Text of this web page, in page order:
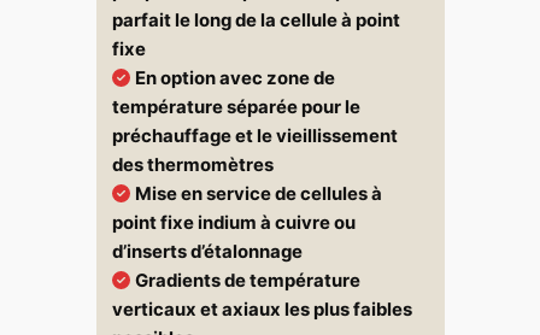
parfait le long de la cellule à point
fixe
En option avec zone de
température séparée pour le
préchauffage et le vieillissement
des thermomètres
Mise en service de cellules à
point fixe indium à cuivre ou
d’inserts d’étalonnage
Gradients de température
verticaux et axiaux les plus faibles